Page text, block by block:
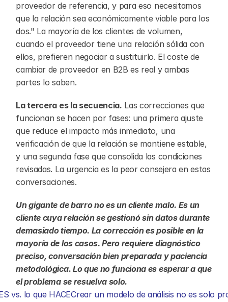
proveedor de referencia, y para eso necesitamos
que la relación sea económicamente viable para los
dos." La mayoría de los clientes de volumen,
cuando el proveedor tiene una relación sólida con
ellos, prefieren negociar a sustituirlo. El coste de
cambiar de proveedor en B2B es real y ambas
partes lo saben.
La tercera es la secuencia. Las correcciones que
funcionan se hacen por fases: una primera ajuste
que reduce el impacto más inmediato, una
verificación de que la relación se mantiene estable,
y una segunda fase que consolida las condiciones
revisadas. La urgencia es la peor consejera en estas
conversaciones.
Un gigante de barro no es un cliente malo. Es un
cliente cuya relación se gestionó sin datos durante
demasiado tiempo. La corrección es posible en la
mayoría de los casos. Pero requiere diagnóstico
preciso, conversación bien preparada y paciencia
metodológica. Lo que no funciona es esperar a que
el problema se resuelva solo.
vs. lo que HACECrear un modelo de análisis no es solo